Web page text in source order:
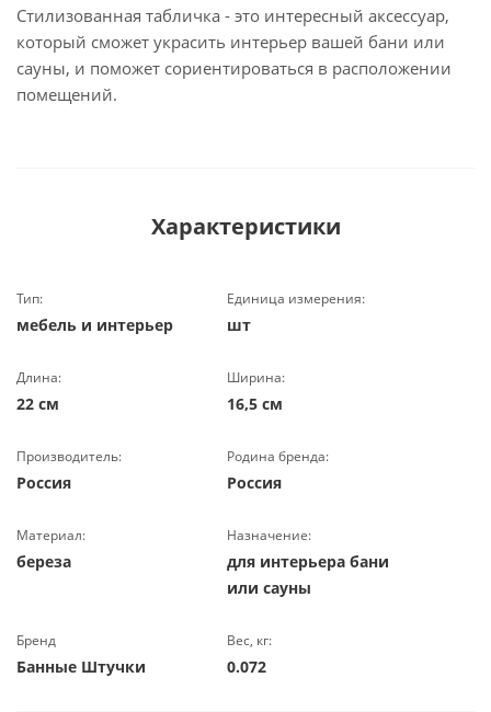
Стилизованная табличка - это интересный аксессуар,
который сможет украсить интерьер вашей бани или
сауны, и поможет сориентироваться в расположении
помещений.
Характеристики
Тип:
мебель и интерьер
Единица измерения:
шт
Длина:
22 см
Ширина:
16,5 см
Производитель:
Россия
Родина бренда:
Россия
Материал:
береза
Назначение:
для интерьера бани
или сауны
Бренд
Банные Штучки
Вес, кг:
0.072